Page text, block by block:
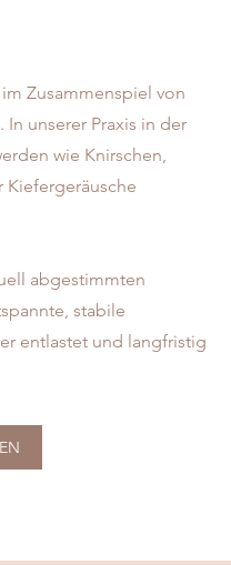
Zusammenspiel von
unserer Praxis in der
wie Knirschen,
Kiefergeräusche
abgestimmten
stabile
entlastet und langfristig